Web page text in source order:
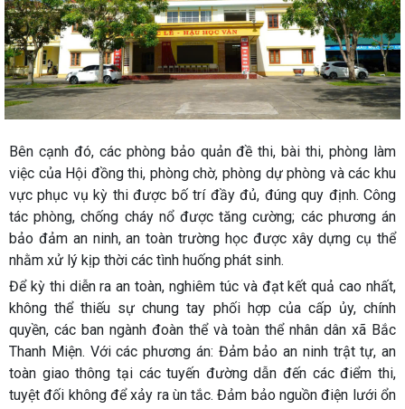
Bên cạnh đó, các phòng bảo quản đề thi, bài thi, phòng làm
việc của Hội đồng thi, phòng chờ, phòng dự phòng và các khu
vực phục vụ kỳ thi được bố trí đầy đủ, đúng quy định. Công
tác phòng, chống cháy nổ được tăng cường; các phương án
bảo đảm an ninh, an toàn trường học được xây dựng cụ thể
nhằm xử lý kịp thời các tình huống phát sinh.
Để kỳ thi diễn ra an toàn, nghiêm túc và đạt kết quả cao nhất,
không thể thiếu sự chung tay phối hợp của cấp ủy, chính
quyền, các ban ngành đoàn thể và toàn thể nhân dân xã Bắc
Thanh Miện. Với các phương án: Đảm bảo an ninh trật tự, an
toàn giao thông tại các tuyến đường dẫn đến các điểm thi,
tuyệt đối không để xảy ra ùn tắc. Đảm bảo nguồn điện lưới ổn